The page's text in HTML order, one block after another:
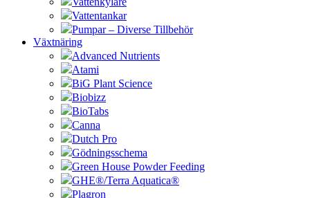
Vattentankar
Pumpar – Diverse Tillbehör
Växtnäring
Advanced Nutrients
Atami
BiG Plant Science
Biobizz
BioTabs
Canna
Dutch Pro
Gödningsschema
Green House Powder Feeding
GHE®/Terra Aquatica®
Plagron